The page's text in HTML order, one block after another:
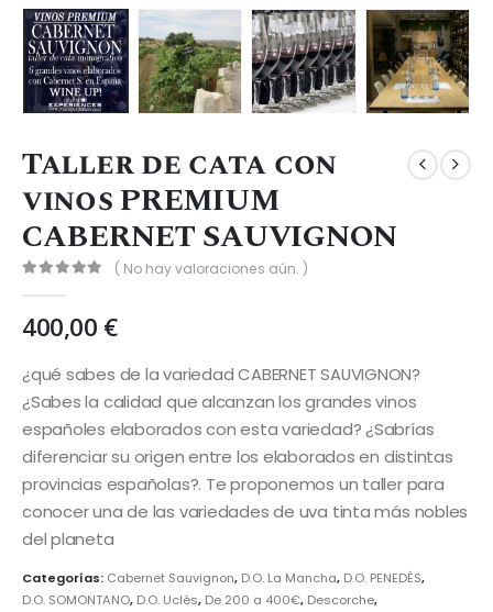
Taller de cata con
vinos PREMIUM
CABERNET SAUVIGNON
( No hay valoraciones aún. )
400,00 €
¿qué sabes de la variedad CABERNET SAUVIGNON?
¿Sabes la calidad que alcanzan los grandes vinos
españoles elaborados con esta variedad? ¿Sabrías
diferenciar su origen entre los elaborados en distintas
provincias españolas?. Te proponemos un taller para
conocer una de las variedades de uva tinta más nobles
del planeta
Categorías: Cabernet Sauvignon, D.O. La Mancha, D.O. PENEDÉS,
D.O. SOMONTANO, D.O. Uclés, De 200 a 400€, Descorche,